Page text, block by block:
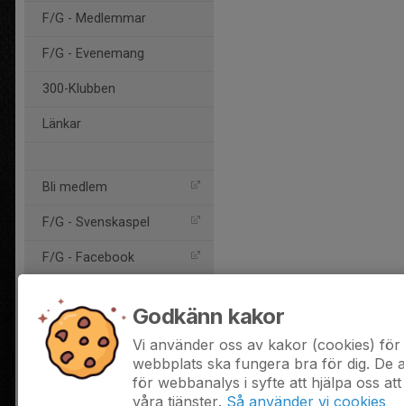
F/G - Medlemmar
F/G - Evenemang
300-Klubben
Länkar
Bli medlem
F/G - Svenskaspel
F/G - Facebook
F/G - Instagram
Smålands FF
Godkänn kakor
Vi använder oss av kakor (cookies)
webbplats ska fungera bra för dig. De
för webbanalys i syfte att hjälpa oss
våra tjänster. Så använder vi cookies